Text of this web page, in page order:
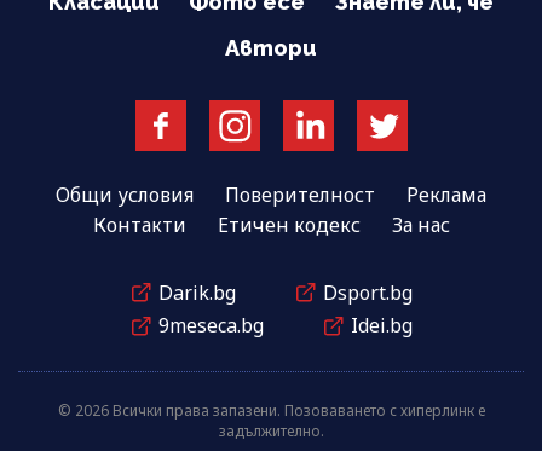
Автори
Общи условия Поверителност
Реклама
Контакти
Етичен кодекс За нас
Darik.bg
Dsport.bg
9meseca.bg
Idei.bg
© 2026 Всички права запазени. Позоваването с хиперлинк е
задължително.